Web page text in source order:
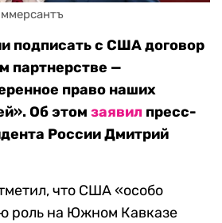
подписать с США договор
партнерстве —
право наших
Об этом заявил пресс-
России Дмитрий
что США «особо
роль на Южном Кавказе